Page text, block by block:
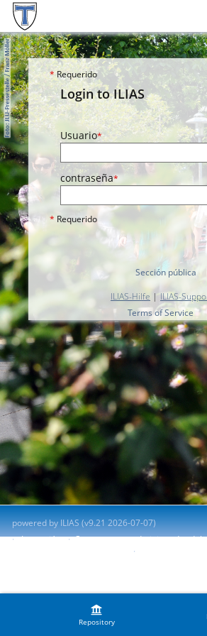
Repository
*Requerido
Login to ILIAS
Usuario*
contraseña*
* Requerido
Sección pública
ILIAS-Hilfe | ILIAS-
Terms of Service
powered by ILIAS (v9.21 2026-07-07)
Impresión
Contactar con administrador del